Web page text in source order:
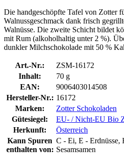
Die handgeschöpfte Tafel von Zotter
Walnussgeschmack dank frisch
Walnüsse. Die zweite Schicht bildet
mit Rum (alkoholhaltig unter 2 %).
dunkler Milchschokolade mit 50 %
Art.-Nr.:
ZSM-16172
Inhalt:
70 g
EAN:
9006403014508
Hersteller-Nr.: 16172
Marken:
Zotter Schokoladen
Gütesiegel:
EU- / Nicht-EU Bio
Herkunft:
Österreich
Kann Spuren
enthalten von:
C - Ei, E - Erdnüsse,
Sesamsamen